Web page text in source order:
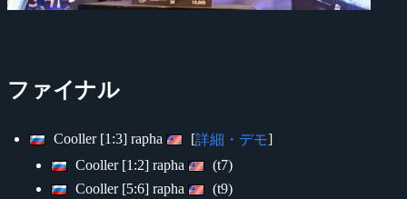
ファイナル
Cooller [1:3] rapha [詳細・デモ]
Cooller [1:2] rapha
(t7)
Cooller [5:6] rapha
(t9)